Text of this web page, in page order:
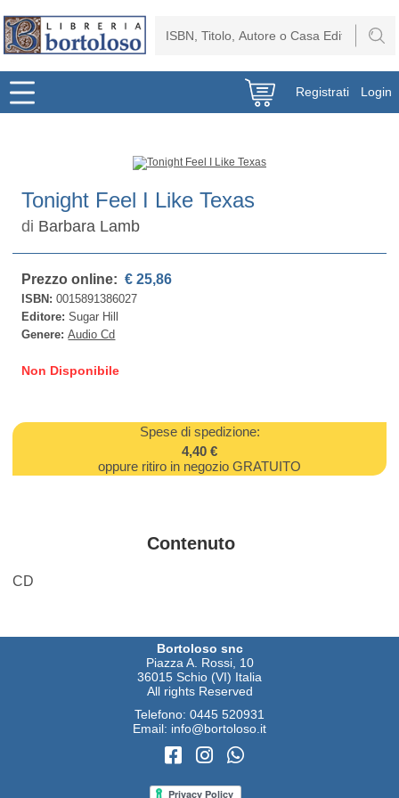
Registrati Login
Tonight Feel I Like Texas
di Barbara Lamb
Prezzo online: € 25,86
ISBN:0015891386027
Editore:Sugar Hill
Genere:Audio Cd
Non Disponibile
Spese di spedizione:
4,40 €
oppure ritiro in negozio GRATUITO
Contenuto
CD
Bortoloso snc
Piazza A. Rossi, 10
36015 Schio (VI) Italia
All rights Reserved
Telefono: 0445 520931
Email: info@bortoloso.it